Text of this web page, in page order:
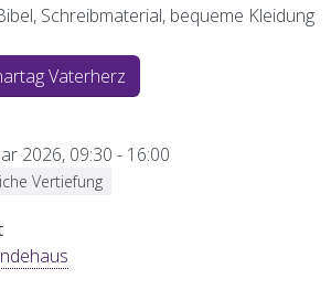
Schreibmaterial, bequeme Kleidung
Vaterherz
2026, 09:30 - 16:00
Vertiefung